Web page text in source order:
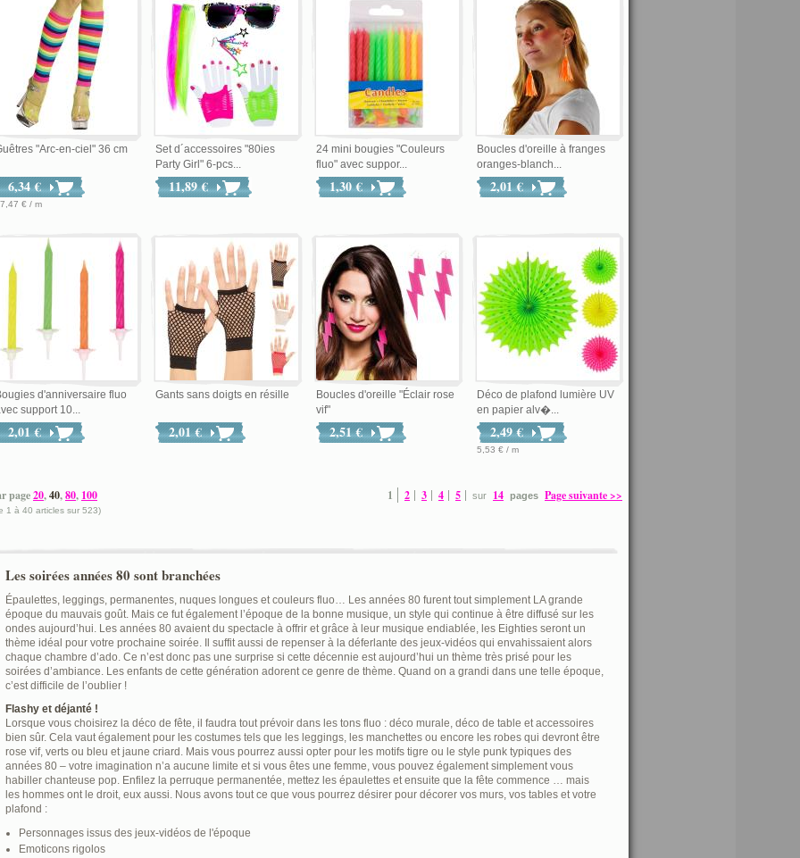
"Arc-en-ciel" 36 cm
6,34 €
€ / m
Set d´accessoires "80ies
Party Girl" 6-pcs...
11,89 €
24 mini bougies "Couleurs
fluo" avec suppor...
1,30 €
Boucles d'oreille à franges
oranges-blanch...
2,01 €
d'anniversaire fluo
support 10...
2,01 €
Gants sans doigts en résille
2,01 €
Boucles d'oreille "Éclair rose
vif"
2,51 €
Déco de plafond lumière UV
en papier alv�...
2,49 €
5,53 € / m
page20,40,80, 100
1 à 40 articles sur 523)
1 2 3 4 5 sur 14 pages Page suivante >>
Les soirées années 80 sont branchées
Épaulettes, leggings, permanentes, nuques longues et couleurs fluo… Les années 80 furent tout simplement LA grande
époque du mauvais goût. Mais ce fut également l’époque de la bonne musique, un style qui continue à être diffusé sur les
ondes aujourd’hui. Les années 80 avaient du spectacle à offrir et grâce à leur musique endiablée, les Eighties seront un
thème idéal pour votre prochaine soirée. Il suffit aussi de repenser à la déferlante des jeux-vidéos qui envahissaient alors
chaque chambre d’ado. Ce n’est donc pas une surprise si cette décennie est aujourd’hui un thème très prisé pour les
soirées d’ambiance. Les enfants de cette génération adorent ce genre de thème. Quand on a grandi dans une telle époque,
c’est difficile de l’oublier !
Flashy et déjanté !
Lorsque vous choisirez la déco de fête, il faudra tout prévoir dans les tons fluo : déco murale, déco de table et accessoires
bien sûr. Cela vaut également pour les costumes tels que les leggings, les manchettes ou encore les robes qui devront être
rose vif, verts ou bleu et jaune criard. Mais vous pourrez aussi opter pour les motifs tigre ou le style punk typiques des
années 80 – votre imagination n’a aucune limite et si vous êtes une femme, vous pouvez également simplement vous
habiller chanteuse pop. Enfilez la perruque permanentée, mettez les épaulettes et ensuite que la fête commence … mais
les hommes ont le droit, eux aussi. Nous avons tout ce que vous pourrez désirer pour décorer vos murs, vos tables et votre
plafond :
Personnages issus des jeux-vidéos de l'époque
Emoticons rigolos